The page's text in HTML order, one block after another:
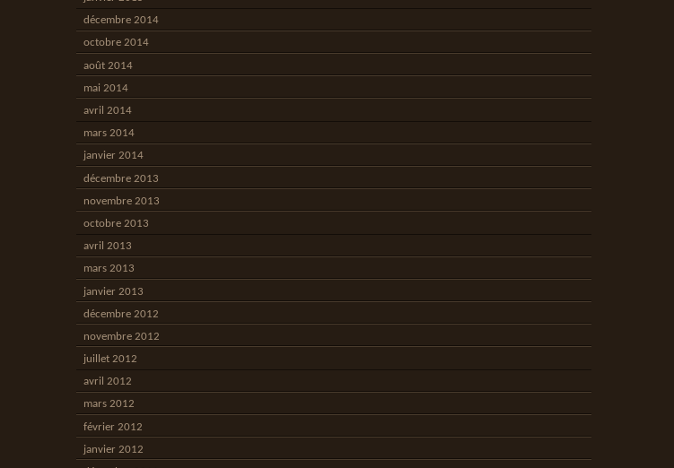
décembre 2014
octobre 2014
août 2014
mai 2014
avril 2014
mars 2014
janvier 2014
décembre 2013
novembre 2013
octobre 2013
avril 2013
mars 2013
janvier 2013
décembre 2012
novembre 2012
juillet 2012
avril 2012
mars 2012
février 2012
janvier 2012